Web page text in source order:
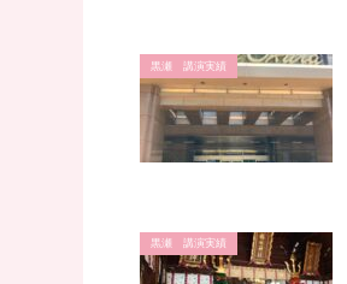
黒瀬 講演実績
黒瀬 講演実績